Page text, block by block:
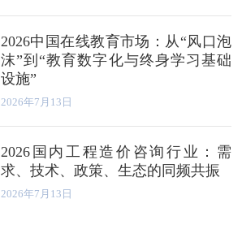
2026中国在线教育市场：从“风口泡
沫”到“教育数字化与终身学习基础
设施”
2026年7月13日
2026国内工程造价咨询行业：需
求、技术、政策、生态的同频共振
2026年7月13日